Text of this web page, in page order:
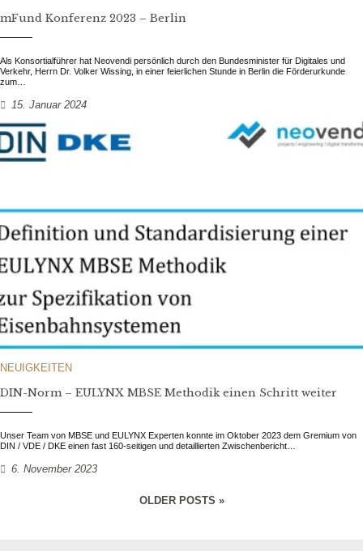
mFund Konferenz 2023 – Berlin
Als Konsortialführer hat Neovendi persönlich durch den Bundesminister für Digitales und
Verkehr, Herrn Dr. Volker Wissing, in einer feierlichen Stunde in Berlin die Förderurkunde
zum…
15. Januar 2024
NEUIGKEITEN
DIN-Norm – EULYNX MBSE Methodik einen Schritt weiter
Unser Team von MBSE und EULYNX Experten konnte im Oktober 2023 dem Gremium von
DIN / VDE / DKE einen fast 160-seitigen und detaillierten Zwischenbericht…
6. November 2023
OLDER POSTS »